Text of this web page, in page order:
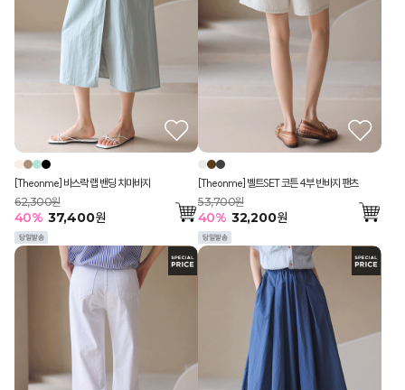
[Theonme] 바스락 랩 밴딩 치마바지
62,300원
40% 37,400원
[Theonme] 벨트SET 코튼 4부 반바지 팬츠
53,700원
40% 32,200원